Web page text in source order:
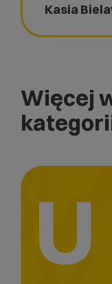
Kasia
Więcej
U